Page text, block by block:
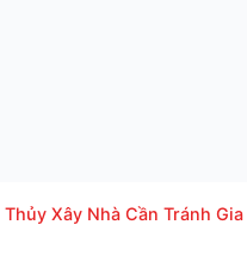
Xây Nhà Cần Tránh